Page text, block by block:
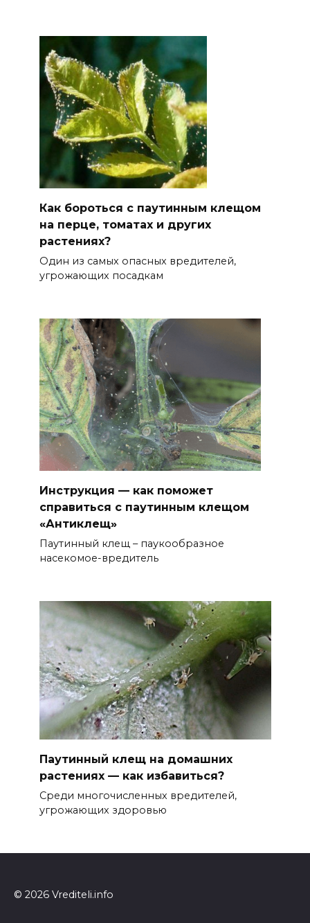
Как бороться с паутинным клещом
на перце, томатах и других
растениях?
Один из самых опасных вредителей,
угрожающих посадкам
Инструкция — как поможет
справиться с паутинным клещом
«Антиклещ»
Паутинный клещ – паукообразное
насекомое-вредитель
Паутинный клещ на домашних
растениях — как избавиться?
Среди многочисленных вредителей,
угрожающих здоровью
© 2026 Vrediteli.info